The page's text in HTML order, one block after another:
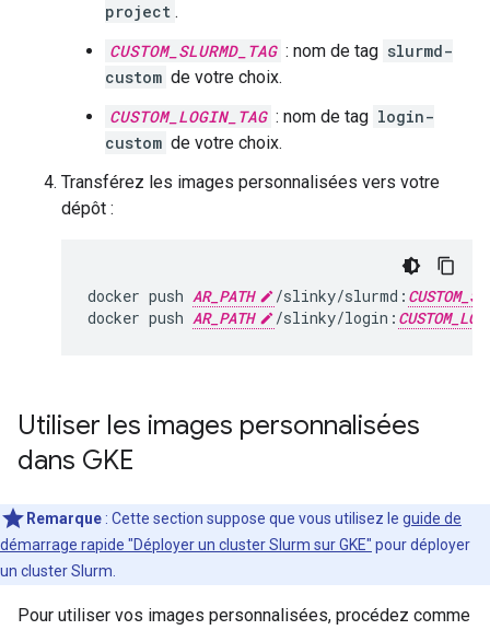
project .
CUSTOM_SLURMD_TAG : nom de tag slurmd-
custom de votre choix.
CUSTOM_LOGIN_TAG : nom de tag login-
custom de votre choix.
Transférez les images personnalisées vers votre
dépôt :
docker push AR_PATH /slinky/slurmd:
docker push AR_PATH /slinky/login:
Utiliser les images personnalisées
dans GKE
Remarque : Cette section suppose que vous utilisez le guide de
démarrage rapide "Déployer un cluster Slurm sur GKE" pour déployer
un cluster Slurm.
Pour utiliser vos images personnalisées, procédez comme